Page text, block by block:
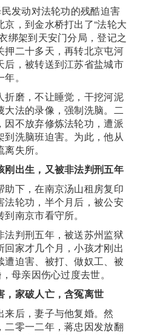
民发动对法轮功的残酷迫害
，到金水桥打出了“法轮大
绑架到天安门分局，登记之
押二十多天，再转北京屯河
，被转送到江苏省盐城市
。
磨，不让睡觉，干挖河泥
法的录像，强制洗脑。二
不放弃修炼法轮功，遭派
到洗脑班迫害。为此，他从
失所。
出生，又被非法判刑五年
下，在南京汤山租房复印
轮功，半个月后，被公安
南京市看守所。
判刑五年，被送苏州监狱
家才几个月，小孩才刚出
迫害、被打、做奴工、被
母亲因伤心过度去世。
，家破人亡，含冤离世
后，妻子与他复婚。然
零一二年，蒋忠因发放翻